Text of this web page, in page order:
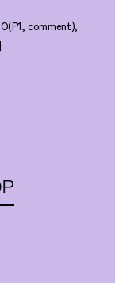
comment),